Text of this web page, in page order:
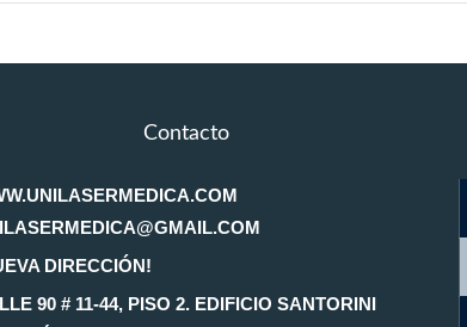
Contacto
DIRECCIÓN!
90 # 11-44, PISO 2. EDIFICIO SANTORINI